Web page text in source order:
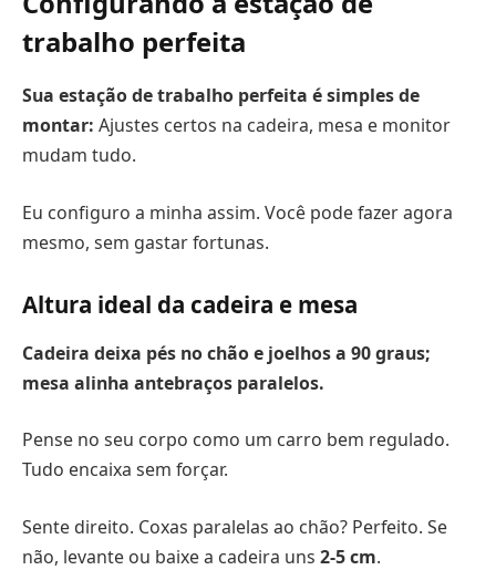
trabalho perfeita
Sua estação de trabalho perfeita é simples de
montar: Ajustes certos na cadeira, mesa e monitor
mudam tudo.
Eu configuro a minha assim. Você pode fazer agora
mesmo, sem gastar fortunas.
Altura ideal da cadeira e mesa
Cadeira deixa pés no chão e joelhos a 90 graus;
mesa alinha antebraços paralelos.
Pense no seu corpo como um carro bem regulado.
Tudo encaixa sem forçar.
Sente direito. Coxas paralelas ao chão? Perfeito. Se
não, levante ou baixe a cadeira uns 2-5 cm.